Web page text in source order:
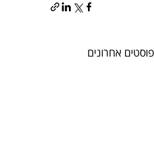
פוסטים אחרונים